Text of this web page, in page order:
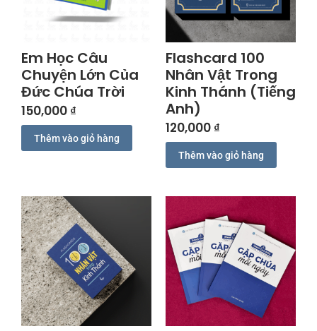
Em Học Câu
Chuyện Lớn Của
Đức Chúa Trời
150,000 ₫
Thêm vào giỏ hàng
Flashcard 100
Nhân Vật Trong
Kinh Thánh (Tiếng
Anh)
120,000 ₫
Thêm vào giỏ hàng